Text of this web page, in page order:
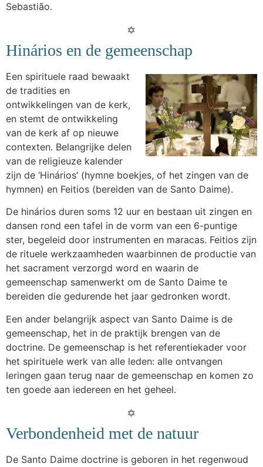
Sebastião.
Hinários en de gemeenschap
Een spirituele raad bewaakt
de tradities en
ontwikkelingen van de kerk,
en stemt de ontwikkeling
van de kerk af op nieuwe
contexten. Belangrijke delen
van de religieuze kalender
zijn de ‘Hinários’ (hymne boekjes, of het zingen van de
hymnen) en Feitios (bereiden van de Santo Daime).
De hinários duren soms 12 uur en bestaan uit zingen en
dansen rond een tafel in de vorm van een 6-puntige
ster, begeleid door instrumenten en maracas. Feitios zijn
de rituele werkzaamheden waarbinnen de productie van
het sacrament verzorgd word en waarin de
gemeenschap samenwerkt om de Santo Daime te
bereiden die gedurende het jaar gedronken wordt.
Een ander belangrijk aspect van Santo Daime is de
gemeenschap, het in de praktijk brengen van de
doctrine. De gemeenschap is het referentiekader voor
het spirituele werk van alle leden: alle ontvangen
leringen gaan terug naar de gemeenschap en komen zo
ten goede aan iedereen en het geheel.
Verbondenheid met de natuur
De Santo Daime doctrine is geboren in het regenwoud